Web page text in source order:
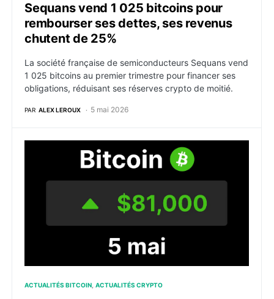
Sequans vend 1 025 bitcoins pour
rembourser ses dettes, ses revenus
chutent de 25%
La société française de semiconducteurs Sequans vend
1 025 bitcoins au premier trimestre pour financer ses
obligations, réduisant ses réserves crypto de moitié.
PAR ALEX LEROUX 5 mai 2026
Bitcoin : BTC franchit 81 000 $ et les options parient
ACTUALITÉS BITCOIN ACTUALITÉS CRYPTO